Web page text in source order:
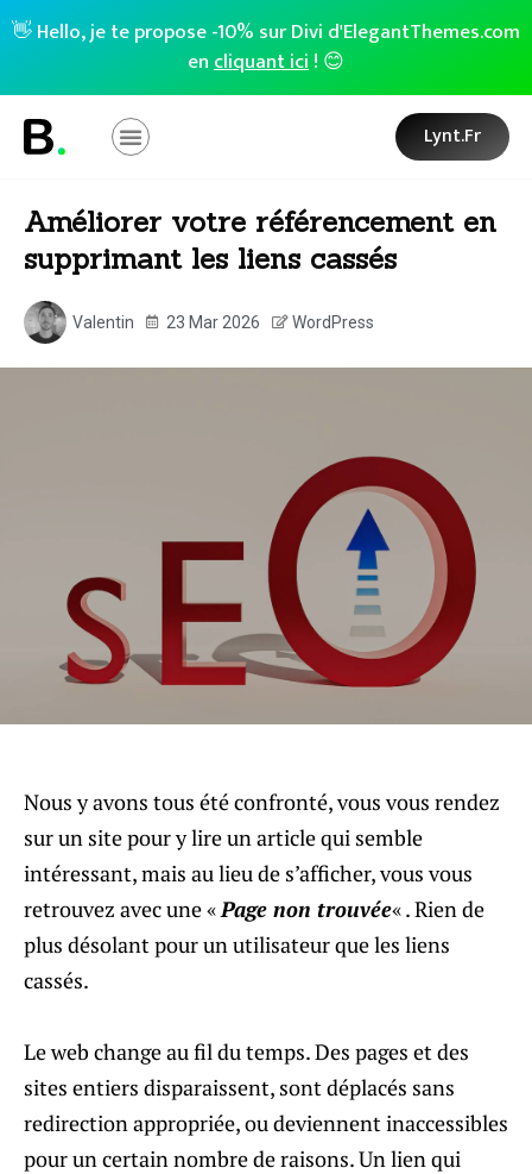
👋 Hello, je te propose -10% sur Divi d'ElegantThemes.com
encliquant ici! 😊
Lynt.fr
Améliorer votre référencement en
supprimant les liens cassés
Valentin 23 Mar 2026 WordPress
Nous y avons tous été confronté, vous vous rendez
sur un site pour y lire un article qui semble
intéressant, mais au lieu de s’afficher, vous vous
retrouvez avec une «Page non trouvée« . Rien de
plus désolant pour un utilisateur que les liens
cassés.
Le web change au fil du temps. Des pages et des
sites entiers disparaissent, sont déplacés sans
redirection appropriée, ou deviennent inaccessibles
pour un certain nombre de raisons. Un lien qui